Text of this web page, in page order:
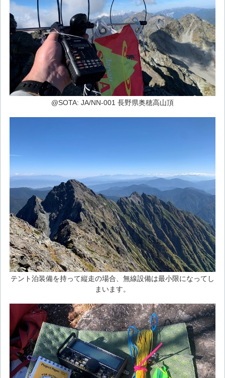
@SOTA: JA/NN-001 長野県奥穂高山頂
テント泊装備を持って縦走の場合、無線設備は最小限になってし
まいます。